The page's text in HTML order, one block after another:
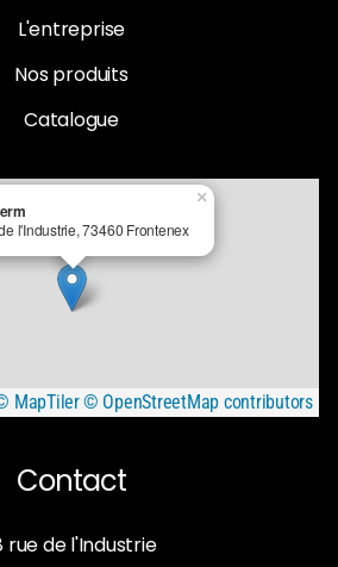
L'entreprise
Nos produits
Catalogue
l'Industrie, 73460 Frontenex
×
MapTiler© OpenStreetMap contributors
Contact
rue de l'Industrie